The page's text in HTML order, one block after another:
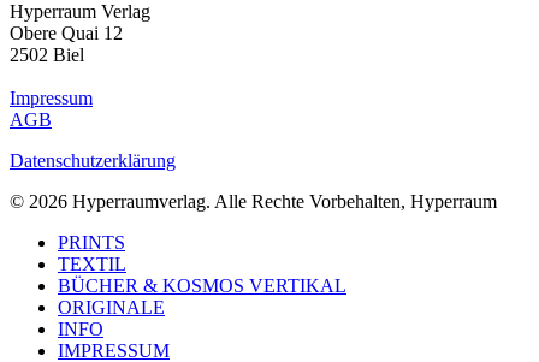
Hyperraum Verlag
Obere Quai 12
2502 Biel
Impressum
AGB
Datenschutzerklärung
© 2026 Hyperraumverlag. Alle Rechte Vorbehalten, Hyperraum
Close
Menu
PRINTS
TEXTIL
BÜCHER & KOSMOS VERTIKAL
ORIGINALE
INFO
IMPRESSUM